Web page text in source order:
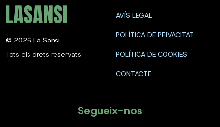
© 2026 La Sansi
Tots els drets reservats
AVÍS LEGAL
POLÍTICA DE PRIVACITAT
POLÍTICA DE COOKIES
CONTACTE
Segueix-nos